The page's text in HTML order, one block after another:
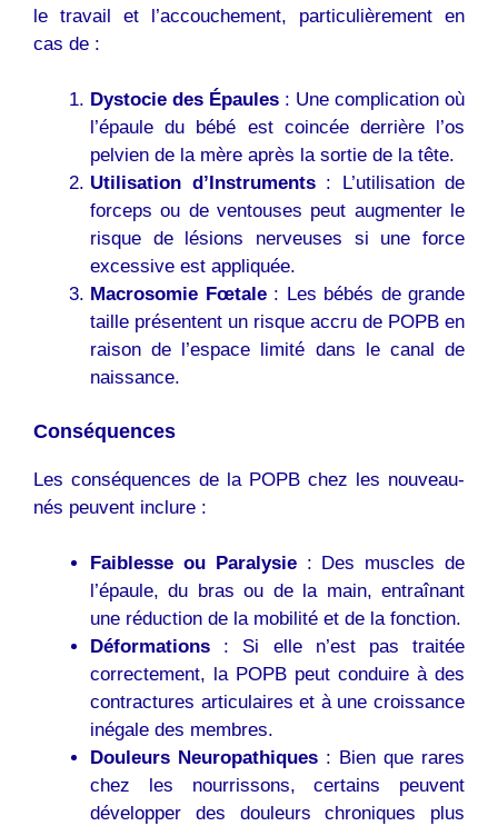
le travail et l’accouchement, particulièrement en
cas de :
Dystocie des Épaules : Une complication où
l’épaule du bébé est coincée derrière l’os
pelvien de la mère après la sortie de la tête.
Utilisation d’Instruments: L’utilisation de
forceps ou de ventouses peut augmenter le
risque de lésions nerveuses si une force
excessive est appliquée.
Macrosomie Fœtale: Les bébés de grande
taille présentent un risque accru de POPB en
raison de l’espace limité dans le canal de
naissance.
Conséquences
Les conséquences de la POPB chez les nouveau-
nés peuvent inclure :
Faiblesse ou Paralysie: Des muscles de
l’épaule, du bras ou de la main, entraînant
une réduction de la mobilité et de la fonction.
Déformations : Si elle n’est pas traitée
correctement, la POPB peut conduire à des
contractures articulaires et à une croissance
inégale des membres.
Douleurs Neuropathiques : Bien que rares
chez les nourrissons, certains peuvent
développer des douleurs chroniques plus